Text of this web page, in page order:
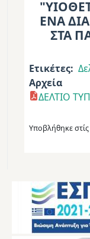
ΕΝΑ
ΣΤΑ
Ετικέτες
Αρχεία
ΔΕΛΤΙΟ
Υποβλήθηκε στίς